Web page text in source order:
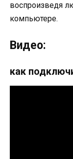
воспроизведя
компьютере.
Видео:
как